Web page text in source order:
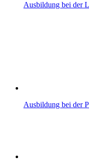
Ausbildung bei der
Ausbildung bei der